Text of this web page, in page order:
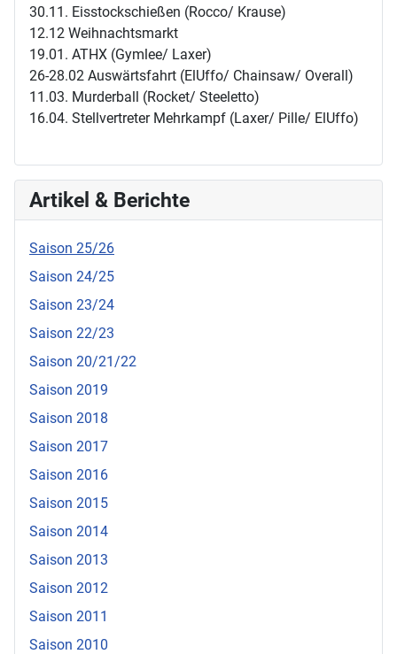
30.11. Eisstockschießen (Rocco/ Krause)
12.12 Weihnachtsmarkt
19.01. ATHX (Gymlee/ Laxer)
26-28.02 Auswärtsfahrt (ElUffo/ Chainsaw/ Overall)
11.03. Murderball (Rocket/ Steeletto)
16.04. Stellvertreter Mehrkampf (Laxer/ Pille/ ElUffo)
Artikel & Berichte
Saison 25/26
Saison 24/25
Saison 23/24
Saison 22/23
Saison 20/21/22
Saison 2019
Saison 2018
Saison 2017
Saison 2016
Saison 2015
Saison 2014
Saison 2013
Saison 2012
Saison 2011
Saison 2010